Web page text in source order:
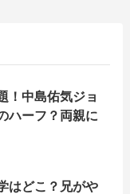
！中島佑気ジョ
ハーフ？両親に
はどこ？兄がや